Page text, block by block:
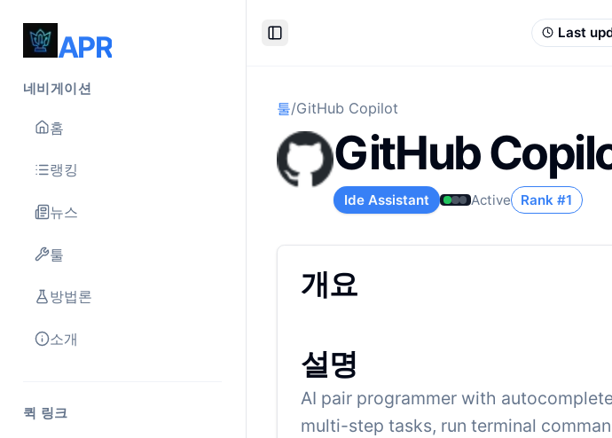
APR
네비게이션
홈
랭킹
뉴스
툴
방법론
소개
퀵 링크
Toggle Sidebar
Last
툴/GitHub Copilot
GitHub
Ide Assistant Active Rank #1
개요
설명
AI pair programmer with
multi-step tasks, run terminal